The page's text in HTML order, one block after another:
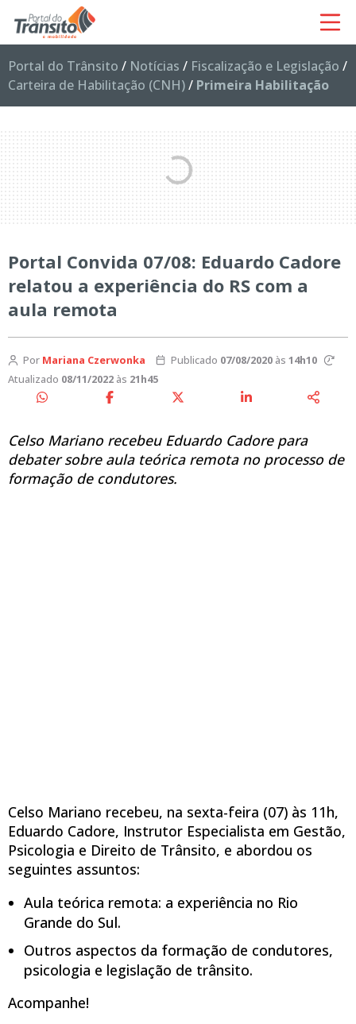
Portal do Trânsito / Notícias / Fiscalização e Legislação /
Carteira de Habilitação (CNH)/ Primeira Habilitação
Portal Convida 07/08: Eduardo Cadore
relatou a experiência do RS com a
aula remota
Por Mariana Czerwonka Publicado 07/08/2020às 14h10
Atualizado 08/11/2022 às 21h45
Celso Mariano recebeu Eduardo Cadore para
debater sobre aula teórica remota no processo de
formação de condutores.
Celso Mariano recebeu, na sexta-feira (07) às 11h,
Eduardo Cadore, Instrutor Especialista em Gestão,
Psicologia e Direito de Trânsito, e abordou os
seguintes assuntos:
Aula teórica remota: a experiência no Rio
Grande do Sul.
Outros aspectos da formação de condutores,
psicologia e legislação de trânsito.
Acompanhe!